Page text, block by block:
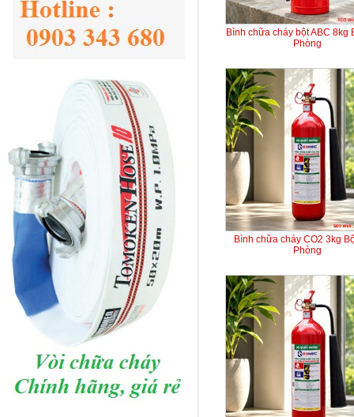
Bình chữa cháy bột ABC 8kg
Phòng
Bình chữa cháy CO2 3kg
Phòng